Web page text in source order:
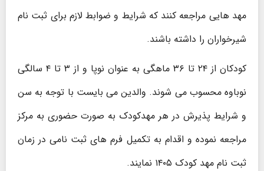
مهد هایی مراجعه کنند که شرایط و ضوابط لازم برای ثبت نام
شیرخواران را داشته باشند.
کودکان از ۲۴ تا ۳۶ ماهگی به عنوان نوپا و از ۳ تا ۴ سالگی
نوباوه محسوب می شوند. والدین می بایست با توجه به سن
و شرایط پذیرش در هر مهدکودک به صورت حضوری به مرکز
مراجعه نموده و اقدام به تکمیل فرم های ثبت نامی در زمان
ثبت نام مهد کودک ۱۴۰۵ نمایند.